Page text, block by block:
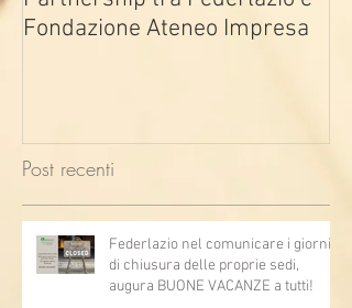
Fondazione Ateneo Impresa
Post recenti
Federlazio nel comunicare i giorni
di chiusura delle proprie sedi,
augura BUONE VACANZE a tutti!